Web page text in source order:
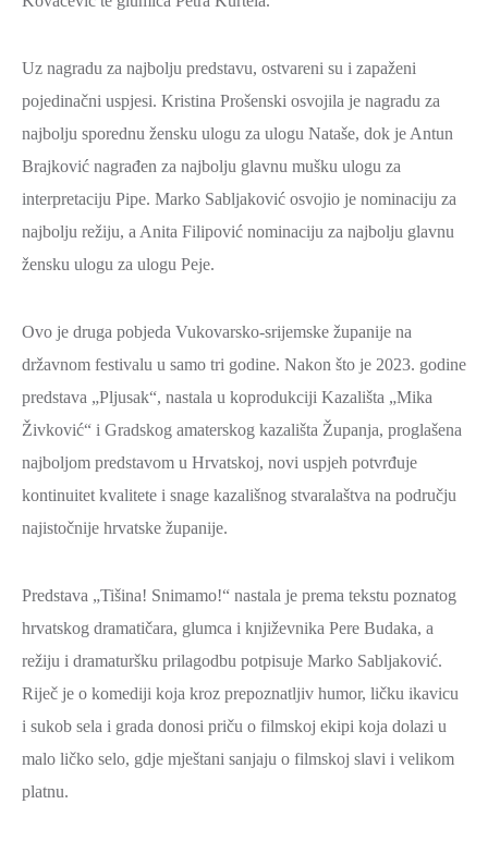
Uz nagradu za najbolju predstavu, ostvareni su i zapaženi
pojedinačni uspjesi. Kristina Prošenski osvojila je nagradu za
najbolju sporednu žensku ulogu za ulogu Nataše, dok je Antun
Brajković nagrađen za najbolju glavnu mušku ulogu za
interpretaciju Pipe. Marko Sabljaković osvojio je nominaciju za
najbolju režiju, a Anita Filipović nominaciju za najbolju glavnu
žensku ulogu za ulogu Peje.
Ovo je druga pobjeda Vukovarsko-srijemske županije na
državnom festivalu u samo tri godine. Nakon što je 2023. godine
predstava „Pljusak“, nastala u koprodukciji Kazališta „Mika
Živković“ i Gradskog amaterskog kazališta Županja, proglašena
najboljom predstavom u Hrvatskoj, novi uspjeh potvrđuje
kontinuitet kvalitete i snage kazališnog stvaralaštva na području
najistočnije hrvatske županije.
Predstava „Tišina! Snimamo!“ nastala je prema tekstu poznatog
hrvatskog dramatičara, glumca i književnika Pere Budaka, a
režiju i dramaturšku prilagodbu potpisuje Marko Sabljaković.
Riječ je o komediji koja kroz prepoznatljiv humor, ličku ikavicu
i sukob sela i grada donosi priču o filmskoj ekipi koja dolazi u
malo ličko selo, gdje mještani sanjaju o filmskoj slavi i velikom
platnu.